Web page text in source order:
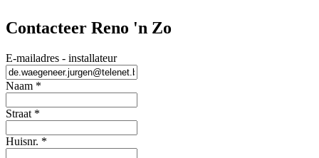
Contacteer Reno 'n Zo
E-mailadres - installateur
Naam *
Straat *
Huisnr. *